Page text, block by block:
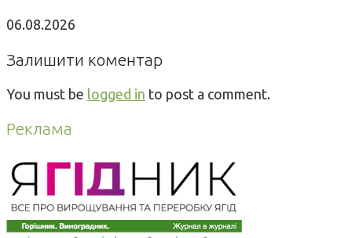
06.08.2026
Залишити коментар
You must be logged in to post a comment.
Реклама